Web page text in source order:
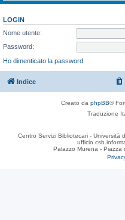
LOGIN
Nome utente:
Password:
Ho dimenticato la password
Indice
Creato da phpBB®
Traduzione
Centro Servizi Bibliotecari - Università
Palazzo Murena - Piazza